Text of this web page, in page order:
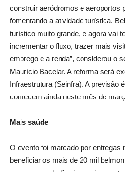
construir aeródromos e aeroportos
fomentando a atividade turística.
turístico muito grande, e agora vai
incrementar o fluxo, trazer mais
emprego e a renda”, considerou o
Maurício Bacelar. A reforma será
Infraestrutura (Seinfra). A previsão
comecem ainda neste mês de
Mais saúde
O evento foi marcado por entregas
beneficiar os mais de 20 mil